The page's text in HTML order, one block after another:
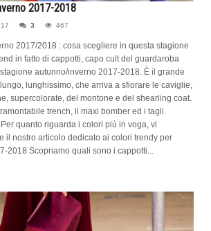
2017-2018
3 467
2017/2018 : cosa scegliere in questa stagione
in fatto di cappotti, capo cult del guardaroba
autunno/inverno 2017-2018. È il grande
lunghissimo, che arriva a sfiorare le caviglie,
supercolorate, del montone e del shearling coat.
trench, il maxi bomber ed i tagli
quanto riguarda i colori più in voga, vi
il nostro articolo dedicato ai colori trendy per
2018 Scopriamo quali sono i cappotti...